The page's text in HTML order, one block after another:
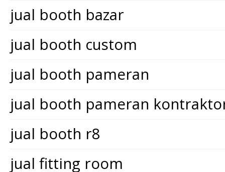
jual booth bazar
jual booth custom
jual booth pameran
jual booth pameran
jual booth r8
jual fitting room